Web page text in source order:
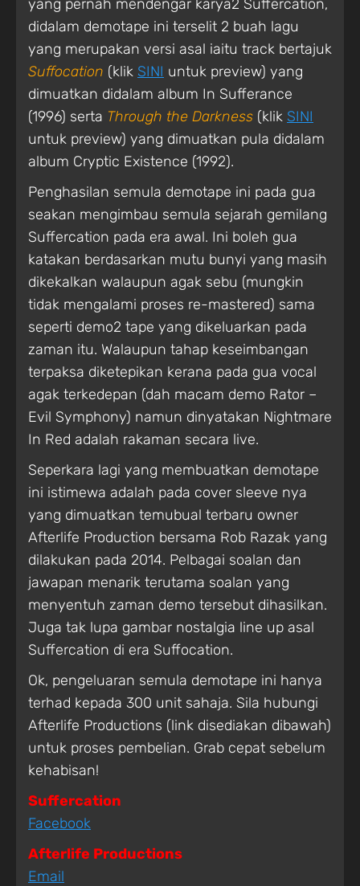
yang pernah mendengar karya2 Suffercation,
didalam demotape ini terselit 2 buah lagu
yang merupakan versi asal iaitu track bertajuk
Suffocation (klik SINI untuk preview) yang
dimuatkan didalam album In Sufferance
(1996) serta Through the Darkness (klik SINI
untuk preview) yang dimuatkan pula didalam
album Cryptic Existence (1992).
Penghasilan semula demotape ini pada gua
seakan mengimbau semula sejarah gemilang
Suffercation pada era awal. Ini boleh gua
katakan berdasarkan mutu bunyi yang masih
dikekalkan walaupun agak sebu (mungkin
tidak mengalami proses re-mastered) sama
seperti demo2 tape yang dikeluarkan pada
zaman itu. Walaupun tahap keseimbangan
terpaksa diketepikan kerana pada gua vocal
agak terkedepan (dah macam demo Rator –
Evil Symphony) namun dinyatakan Nightmare
In Red adalah rakaman secara live.
Seperkara lagi yang membuatkan demotape
ini istimewa adalah pada cover sleeve nya
yang dimuatkan temubual terbaru owner
Afterlife Production bersama Rob Razak yang
dilakukan pada 2014. Pelbagai soalan dan
jawapan menarik terutama soalan yang
menyentuh zaman demo tersebut dihasilkan.
Juga tak lupa gambar nostalgia line up asal
Suffercation di era Suffocation.
Ok, pengeluaran semula demotape ini hanya
terhad kepada 300 unit sahaja. Sila hubungi
Afterlife Productions (link disediakan dibawah)
untuk proses pembelian. Grab cepat sebelum
kehabisan!
Suffercation
Facebook
Afterlife Productions
Email